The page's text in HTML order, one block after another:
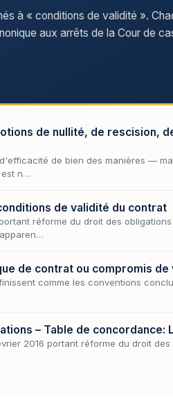
à « conditions de validité ».
aux arrêts de la Cour de
de nullité, de rescision,
de bien des manières —
est n…
de validité du contrat
réforme du droit des
de contrat ou compromis de
comme les conventions
– Table de concordance:
2016 portant réforme du droit